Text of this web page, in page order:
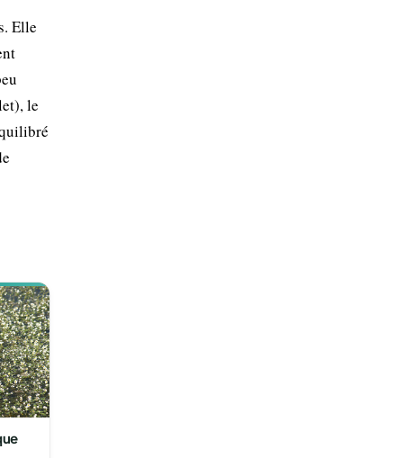
Elle
le